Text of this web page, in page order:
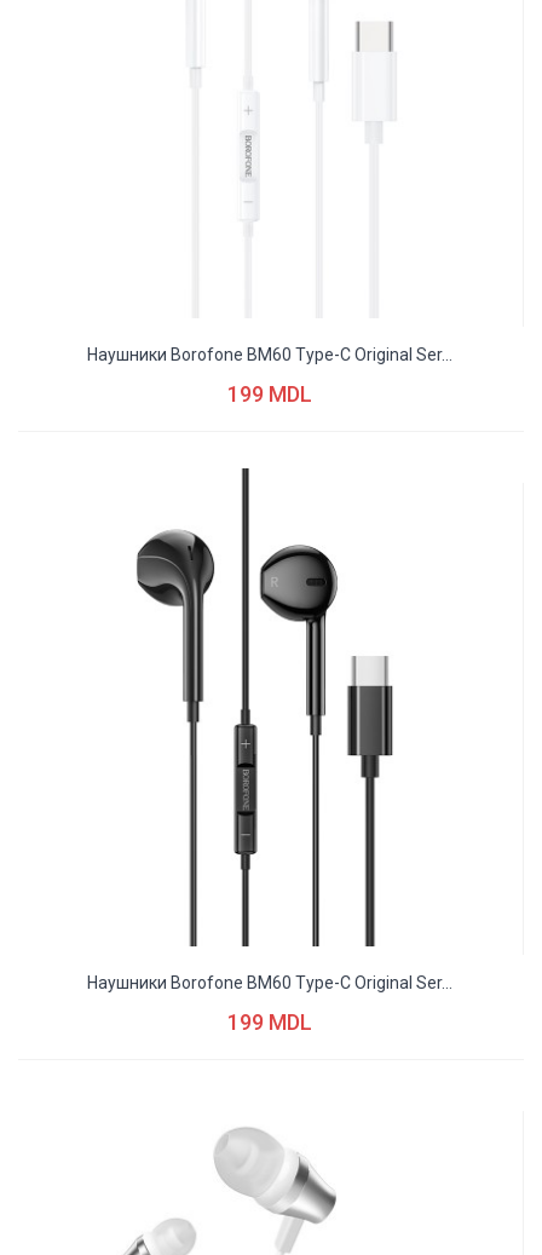
Наушники Borofone BM60 Type-C Original Ser...
199 MDL
Наушники Borofone BM60 Type-C Original Ser...
199 MDL